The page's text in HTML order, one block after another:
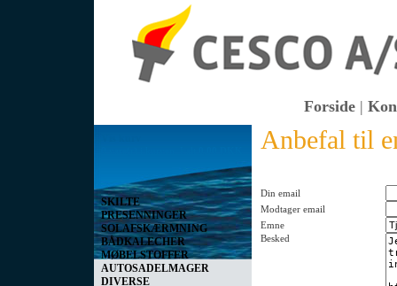
Forside |
SKILTE
PRESENNINGER
SOLAFSKÆRMNING
BÅDKALECHER
MØBELSTOFFER
AUTOSADELMAGER
DIVERSE
Anbefal til
Din email
Modtager email
Emne
Besked